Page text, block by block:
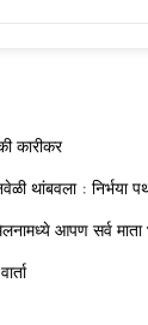
कारीकर
थांबवला :
आपण सर्व माता